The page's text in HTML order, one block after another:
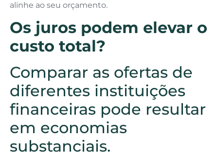
alinhe ao seu orçamento.
Os juros podem elevar o
custo total?
Comparar as ofertas de
diferentes instituições
financeiras pode resultar
em economias
substanciais.